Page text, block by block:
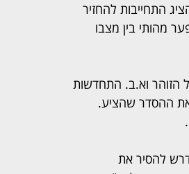
התחייבות להחזיר
מהותי בין מצבו
הזוהר וא.ב. התחדשות
את ההסדר שהציע.
להסיר את